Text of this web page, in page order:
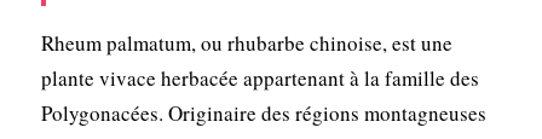
Rheum palmatum, ou rhubarbe chinoise, est une
plante vivace herbacée appartenant à la famille des
Polygonacées. Originaire des régions montagneuses